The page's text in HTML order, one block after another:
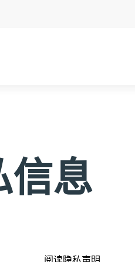
信息
阅读隐私声明